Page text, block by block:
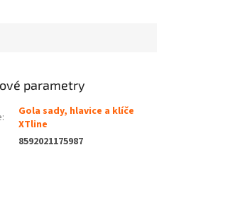
parametry
:
Gola sady, hlavice a klíče
XTline
8592021175987